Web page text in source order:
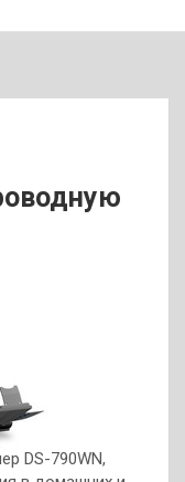
DS-790WN,